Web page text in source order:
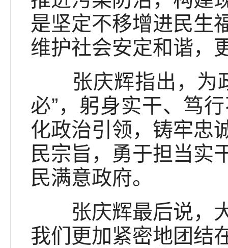
是坚定不移增进民生
维护社会安定和谐，
张庆辉指出，为政
必”，躬身实干、笃
化政治引领，铸牢忠
民宗旨，勇于担当实
民满意政府。
张庆辉最后说，大
我们更加紧密地团结